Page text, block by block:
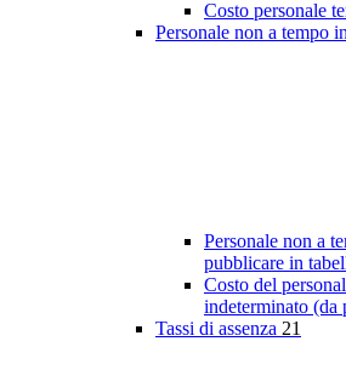
Costo personale
Personale non a tempo
Personale non a
pubblicare in
Costo del
indeterminato (da
Tassi di assenza 21